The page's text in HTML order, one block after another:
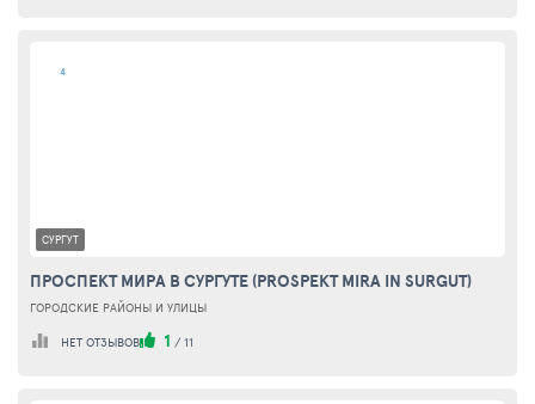
4
СУРГУТ
ПРОСПЕКТ МИРА В СУРГУТЕ (PROSPEKT MIRA IN SURGUT)
ГОРОДСКИЕ РАЙОНЫ И УЛИЦЫ
НЕТ ОТЗЫВОВ 1 / 11